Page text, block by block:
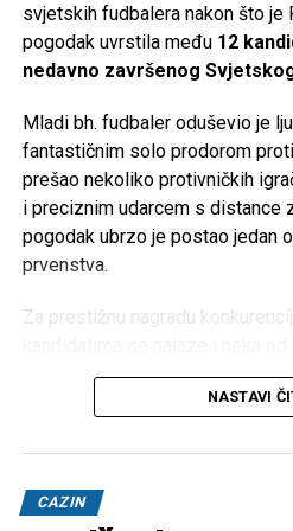
Tweet
Mail
svjetskih fudbalera nakon što je
pogodak uvrstila među 12
nedavno završenog
Mladi bh. fudbaler oduševio je
fantastičnim solo prodorom
prešao nekoliko protivničkih
i preciznim udarcem s distance
pogodak ubrzo je postao jedan
prvenstva.
Za prestižnu nagradu
fudbala, poputLionela Messija,
Erlinga Haalanda, Judea
Shomurodova, Wilsona
Lopesa Cabrala
NASTAVI
CAZIN